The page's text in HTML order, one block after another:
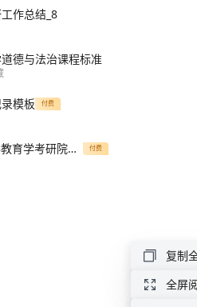
作总结_8
德与法治课程标准
模板 付费
2022-2023教育学考研院校排名及难度解析 付费
复制
全屏